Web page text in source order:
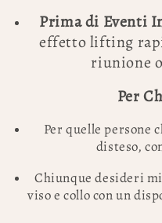
Prima di Eventi
effetto lifting
riunione
Per
Per quelle persone
disteso,
Chiunque desideri
viso e collo con un